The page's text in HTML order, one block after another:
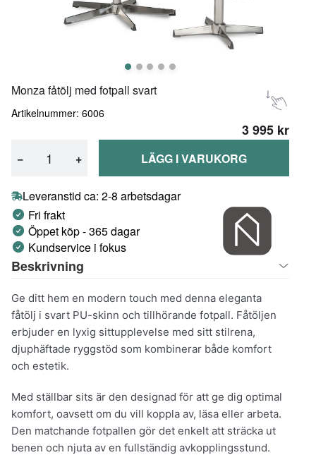
Monza fåtölj med fotpall svart
Artikelnummer: 6006
3 995 kr
− + LÄGG I VARUKORG
Leveranstid ca: 2-8 arbetsdagar
Fri frakt
Öppet köp - 365 dagar
Kundservice i fokus
Beskrivning
Ge ditt hem en modern touch med denna eleganta
fåtölj i svart PU-skinn och tillhörande fotpall. Fåtöljen
erbjuder en lyxig sittupplevelse med sitt stilrena,
djuphäftade ryggstöd som kombinerar både komfort
och estetik.
Med ställbar sits är den designad för att ge dig optimal
komfort, oavsett om du vill koppla av, läsa eller arbeta.
Den matchande fotpallen gör det enkelt att sträcka ut
benen och njuta av en fullständig avkopplingsstund.